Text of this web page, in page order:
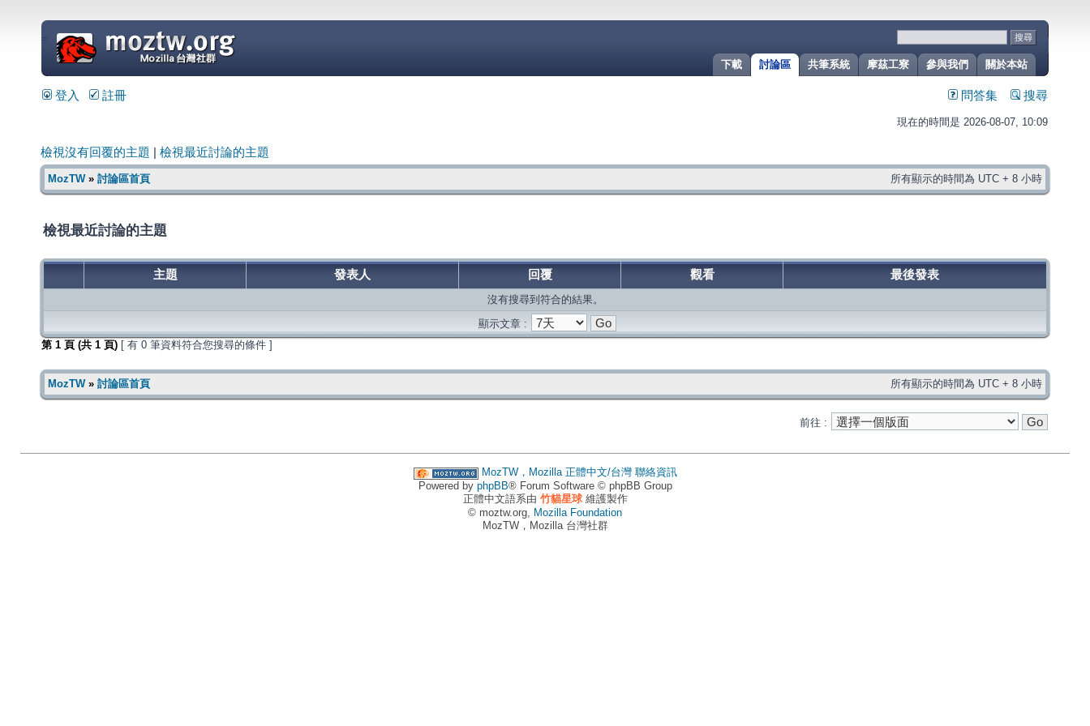
關於本站
參與我們
摩茲工寮
共筆系統
討論區
下載
=
登入 註冊 問答集 搜尋
現在的時間是 2026-08-07, 10:09
檢視沒有回覆的主題 檢視最近討論的主題
MozTW» 討論區首頁 所有顯示的時間為 UTC + 8 小時
檢視最近討論的主題
主題 發表人 回覆 觀看 最後發表
沒有搜尋到符合的結果。
顯示文章 :
第 1 頁 (共 1 頁) [ 有 0 筆資料符合您搜尋的條件 ]
MozTW» 討論區首頁 所有顯示的時間為 UTC + 8 小時
前往 :
MozTW，Mozilla 正體中文/台灣 聯絡資訊
Powered by phpBB® Forum Software © phpBB Group
正體中文語系由 竹貓星球維護製作
© moztw.org, Mozilla Foundation
MozTW，Mozilla 台灣社群